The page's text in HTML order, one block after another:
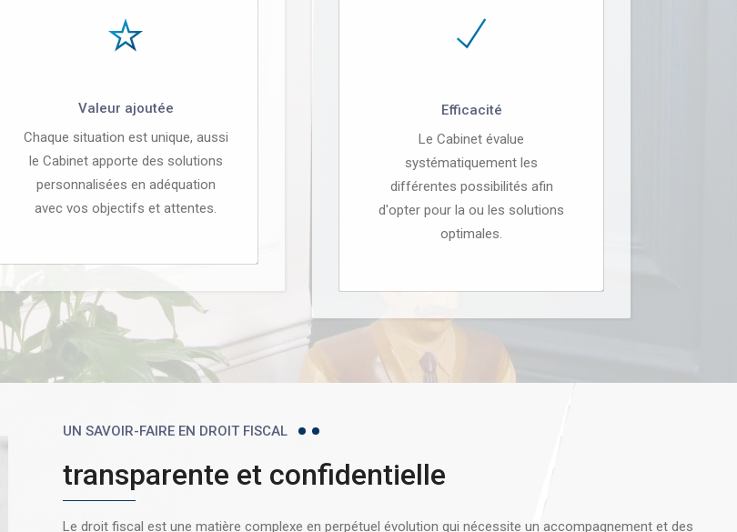
Valeur ajoutée
Chaque situation est unique, aussi
le Cabinet apporte des solutions
personnalisées en adéquation
avec vos objectifs et attentes.
Efficacité
Le Cabinet évalue
systématiquement les
différentes possibilités afin
d'opter pour la ou les solutions
optimales.
UN SAVOIR-FAIRE EN DROIT FISCAL
transparente et confidentielle
Le droit fiscal est une matière complexe en perpétuel évolution qui nécessite un accompagnement et des